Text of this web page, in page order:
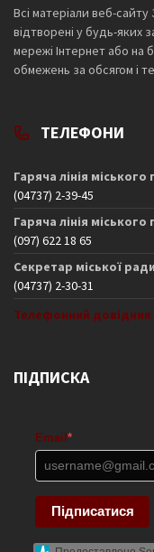
Всі матеріали веб-
відтворені у будь-яких
мережі Інтернет або на
обмежень за обсягом і
ТЕЛЕФОНИ
Гаряча лінія міського
(04737) 2-39-45
Гаряча лінія міського
(097) 622 18 65
Секретар міської ради
(04737) 2-30-31
Телефонний довідник
ПІДПИСКА
Email *
Підписатися